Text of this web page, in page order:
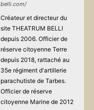
belli.com/
Créateur et directeur du
site THEATRUM BELLI
depuis 2006. Officier de
réserve citoyenne Terre
depuis 2018, rattaché au
35e régiment d'artillerie
parachutiste de Tarbes.
Officier de réserve
citoyenne Marine de 2012